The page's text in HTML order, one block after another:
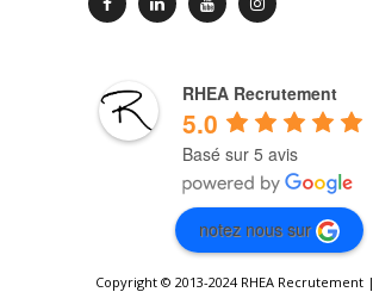
RHEA Recrutement
5.0
Basé sur 5 avis
notez nous sur
Copyright © 2013-2024 RHEA Recrutement |